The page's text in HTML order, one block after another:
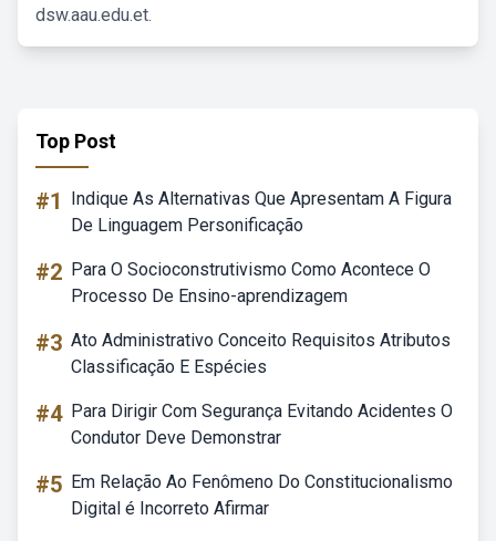
dsw.aau.edu.et.
Top Post
#1
Indique As Alternativas Que Apresentam A Figura
De Linguagem Personificação
#2 Para O Socioconstrutivismo Como Acontece O
Processo De Ensino-aprendizagem
#3 Ato Administrativo Conceito Requisitos Atributos
Classificação E Espécies
#4 Para Dirigir Com Segurança Evitando Acidentes O
Condutor Deve Demonstrar
#5 Em Relação Ao Fenômeno Do Constitucionalismo
Digital é Incorreto Afirmar